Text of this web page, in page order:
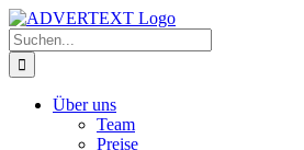
Zum
Inhalt
springen
Suche
nach:
Über uns
Team
Preise